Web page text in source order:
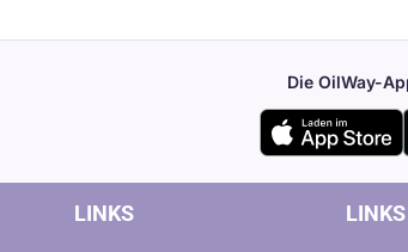
Die OilWay-
LINKS LINKS